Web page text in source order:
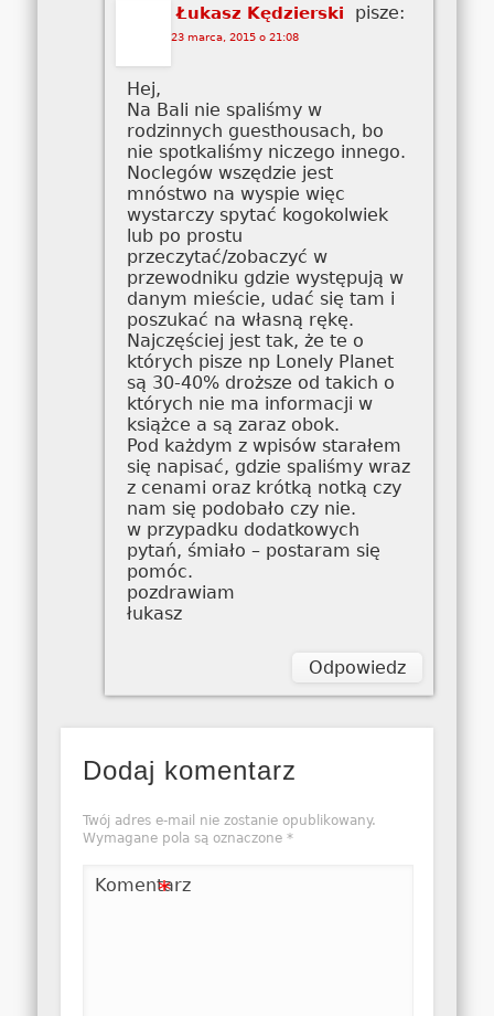
Łukasz Kędzierski pisze:
23 marca, 2015 o 21:08
Hej,
Na Bali nie spaliśmy w
rodzinnych guesthousach, bo
nie spotkaliśmy niczego innego.
Noclegów wszędzie jest
mnóstwo na wyspie więc
wystarczy spytać kogokolwiek
lub po prostu
przeczytać/zobaczyć w
przewodniku gdzie występują w
danym mieście, udać się tam i
poszukać na własną rękę.
Najczęściej jest tak, że te o
których pisze np Lonely Planet
są 30-40% droższe od takich o
których nie ma informacji w
książce a są zaraz obok.
Pod każdym z wpisów starałem
się napisać, gdzie spaliśmy wraz
z cenami oraz krótką notką czy
nam się podobało czy nie.
w przypadku dodatkowych
pytań, śmiało – postaram się
pomóc.
pozdrawiam
łukasz
Odpowiedz
Dodaj komentarz
Twój adres e-mail nie zostanie opublikowany.
Wymagane pola są oznaczone *
Komentarz
*